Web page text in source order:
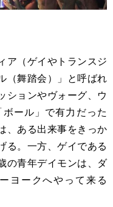
ア（ゲイやトランスジ
（舞踏会）」と呼ばれ
ションやヴォーグ、ウ
ール」で有力だった
、ある出来事をきっか
る。一方、ゲイである
の青年デイモンは、ダ
ヨークへやって来る